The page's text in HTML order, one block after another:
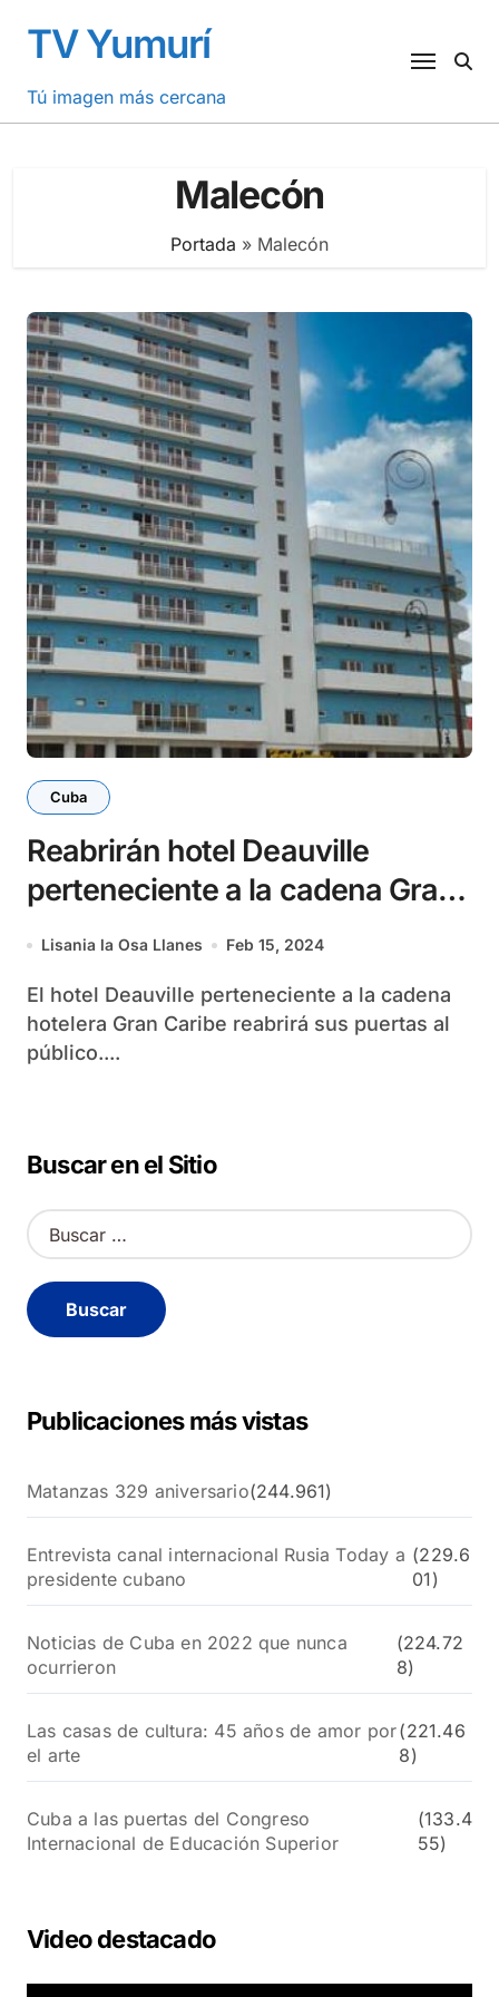
contenido
TV Yumurí
Tú imagen más cercana
Malecón
Portada » Malecón
Cuba
Reabrirán hotel Deauville
perteneciente a la cadena Gran
Caribe
Lisania la Osa Llanes Feb 15, 2024
El hotel Deauville perteneciente a la cadena
hotelera Gran Caribe reabrirá sus puertas al
público....
Buscar en el Sitio
B
u
c
a
Publicaciones más vistas
Matanzas 329 aniversario(244.961)
Entrevista canal internacional Rusia Today a
presidente cubano
(229.6
01)
Noticias de Cuba en 2022 que nunca
ocurrieron
(224.72
8)
Las casas de cultura: 45 años de amor por
el arte
(221.46
8)
Cuba a las puertas del Congreso
Internacional de Educación Superior
(133.4
55)
Video destacado